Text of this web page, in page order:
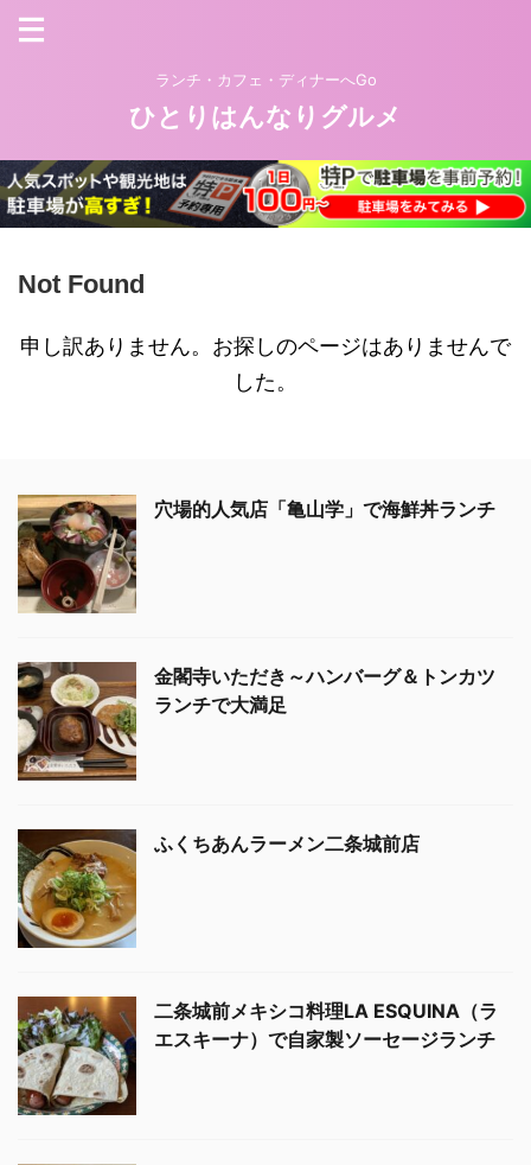
ランチ・カフェ・ディナーへGo
ひとりはんなりグルメ
Not Found
申し訳ありません。お探しのページはありませんで
した。
穴場的人気店「亀山学」で海鮮丼ランチ
金閣寺いただき～ハンバーグ＆トンカツ
ランチで大満足
ふくちあんラーメン二条城前店
二条城前メキシコ料理LA ESQUINA（ラ
エスキーナ）で自家製ソーセージランチ